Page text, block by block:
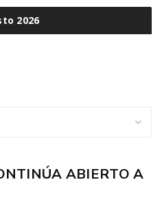
2026
ABIERTO A